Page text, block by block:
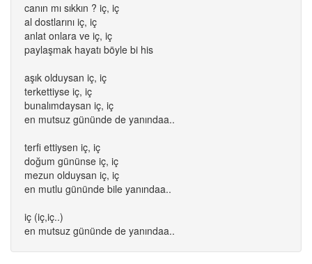
canın mı sıkkın ? iç, iç
al dostlarını iç, iç
anlat onlara ve iç, iç
paylaşmak hayatı böyle bi his
aşık olduysan iç, iç
terkettiyse iç, iç
bunalımdaysan iç, iç
en mutsuz gününde de yanındaa..
terfi ettiysen iç, iç
doğum gününse iç, iç
mezun olduysan iç, iç
en mutlu gününde bile yanındaa..
iç (iç,iç..)
en mutsuz gününde de yanındaa..